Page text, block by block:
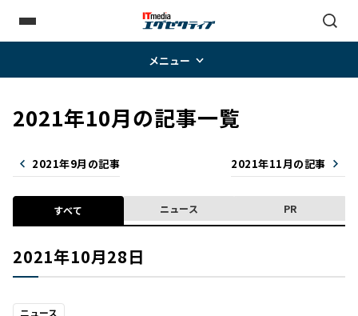
メニュー
2021年10月の記事一覧
2021年9月の記事 2021年11月の記事
すべて ニュース PR
2021年10月28日
ニュース